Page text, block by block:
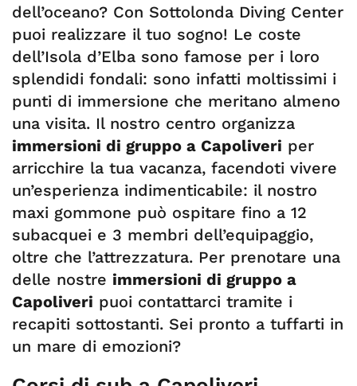
dell’oceano? Con Sottolonda Diving Center
puoi realizzare il tuo sogno! Le coste
dell’Isola d’Elba sono famose per i loro
splendidi fondali: sono infatti moltissimi i
punti di immersione che meritano almeno
una visita. Il nostro centro organizza
immersioni di gruppo a Capoliveri per
arricchire la tua vacanza, facendoti vivere
un’esperienza indimenticabile: il nostro
maxi gommone può ospitare fino a 12
subacquei e 3 membri dell’equipaggio,
oltre che l’attrezzatura. Per prenotare una
delle nostre immersioni di gruppo a
Capoliveri puoi contattarci tramite i
recapiti sottostanti. Sei pronto a tuffarti in
un mare di emozioni?